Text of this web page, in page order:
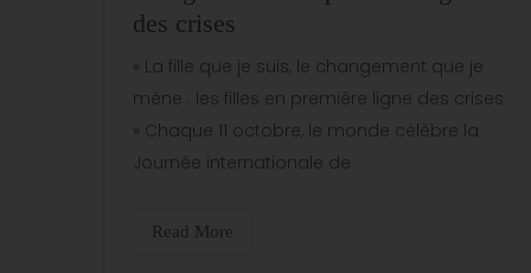
des crises
« La fille que je suis, le changement que je
mène : les filles en première ligne des crises
» Chaque 11 octobre, le monde célèbre la
Journée internationale de
Read More